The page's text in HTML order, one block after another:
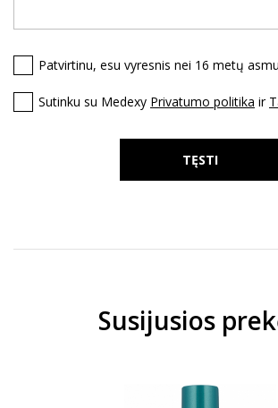
Patvirtinu, esu vyresnis nei 16 metų
Sutinku su Medexy Privatumo politika ir
TĘSTI
Susijusios